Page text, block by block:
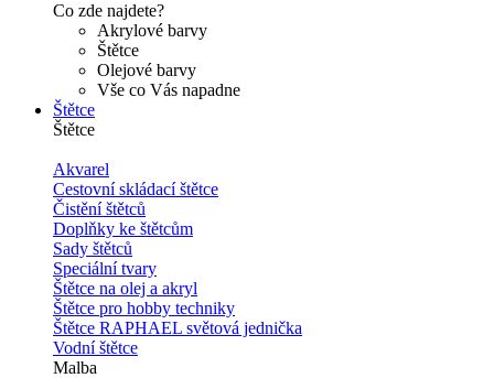
Co zde najdete?
Akrylové barvy
Štětce
Olejové barvy
Vše co Vás napadne
Štětce
Štětce
Akvarel
Cestovní skládací štětce
Čistění štětců
Doplňky ke štětcům
Sady štětců
Speciální tvary
Štětce na olej a akryl
Štětce pro hobby techniky
Štětce RAPHAEL světová jednička
Vodní štětce
Malba